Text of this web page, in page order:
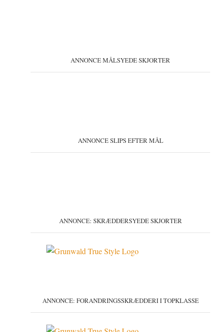
ANNONCE MÅLSYEDE SKJORTER
ANNONCE SLIPS EFTER MÅL
ANNONCE: SKRÆDDERSYEDE SKJORTER
ANNONCE: FORANDRINGSSKRÆDDERI I TOPKLASSE